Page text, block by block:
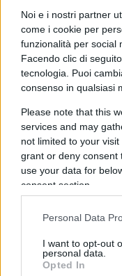
Noi e i nostri partner
come i cookie per
funzionalità per social
Facendo clic di
tecnologia. Puoi
consenso in qualsiasi
Please note that this
services and may
not limited to your
grant or deny consent
use your data for
consent section.
Personal Data
I want to opt-out
personal data.
Opted In
I sostenitori di
socialmente
opinioni politiche
voteranno per i
sostengono idee
replicabili oggi,
occasioni,
loro opinione,
Io ritengo che
satanismo sia una